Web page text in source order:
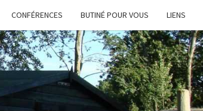
CONFÉRENCES BUTINÉ POUR VOUS LIENS